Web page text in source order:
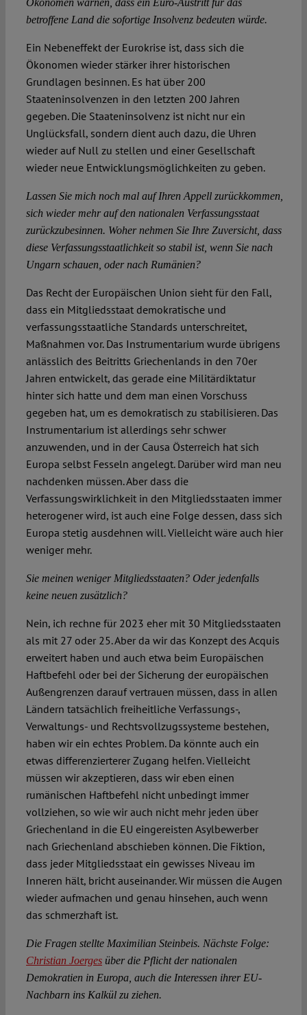
Ökonomen warnen, dass ein Euro-Austritt für das
betroffene Land die sofortige Insolvenz bedeuten würde.
Ein Nebeneffekt der Eurokrise ist, dass sich die
Ökonomen wieder stärker ihrer historischen
Grundlagen besinnen. Es hat über 200
Staateninsolvenzen in den letzten 200 Jahren
gegeben. Die Staateninsolvenz ist nicht nur ein
Unglücksfall, sondern dient auch dazu, die Uhren
wieder auf Null zu stellen und einer Gesellschaft
wieder neue Entwicklungsmöglichkeiten zu geben.
Lassen Sie mich noch mal auf Ihren Appell zurückkommen,
sich wieder mehr auf den nationalen Verfassungsstaat
zurückzubesinnen. Woher nehmen Sie Ihre Zuversicht, dass
diese Verfassungsstaatlichkeit so stabil ist, wenn Sie nach
Ungarn schauen, oder nach Rumänien?
Das Recht der Europäischen Union sieht für den Fall,
dass ein Mitgliedsstaat demokratische und
verfassungsstaatliche Standards unterschreitet,
Maßnahmen vor. Das Instrumentarium wurde übrigens
anlässlich des Beitritts Griechenlands in den 70er
Jahren entwickelt, das gerade eine Militärdiktatur
hinter sich hatte und dem man einen Vorschuss
gegeben hat, um es demokratisch zu stabilisieren. Das
Instrumentarium ist allerdings sehr schwer
anzuwenden, und in der Causa Österreich hat sich
Europa selbst Fesseln angelegt. Darüber wird man neu
nachdenken müssen. Aber dass die
Verfassungswirklichkeit in den Mitgliedsstaaten immer
heterogener wird, ist auch eine Folge dessen, dass sich
Europa stetig ausdehnen will. Vielleicht wäre auch hier
weniger mehr.
Sie meinen weniger Mitgliedsstaaten? Oder jedenfalls
keine neuen zusätzlich?
Nein, ich rechne für 2023 eher mit 30 Mitgliedsstaaten
als mit 27 oder 25. Aber da wir das Konzept des Acquis
erweitert haben und auch etwa beim Europäischen
Haftbefehl oder bei der Sicherung der europäischen
Außengrenzen darauf vertrauen müssen, dass in allen
Ländern tatsächlich freiheitliche Verfassungs-,
Verwaltungs- und Rechtsvollzugssysteme bestehen,
haben wir ein echtes Problem. Da könnte auch ein
etwas differenzierterer Zugang helfen. Vielleicht
müssen wir akzeptieren, dass wir eben einen
rumänischen Haftbefehl nicht unbedingt immer
vollziehen, so wie wir auch nicht mehr jeden über
Griechenland in die EU eingereisten Asylbewerber
nach Griechenland abschieben können. Die Fiktion,
dass jeder Mitgliedsstaat ein gewisses Niveau im
Inneren hält, bricht auseinander. Wir müssen die Augen
wieder aufmachen und genau hinsehen, auch wenn
das schmerzhaft ist.
Die Fragen stellte Maximilian Steinbeis. Nächste Folge:
Christian Joergesüber die Pflicht der nationalen
Demokratien in Europa, auch die Interessen ihrer EU-
Nachbarn ins Kalkül zu ziehen.